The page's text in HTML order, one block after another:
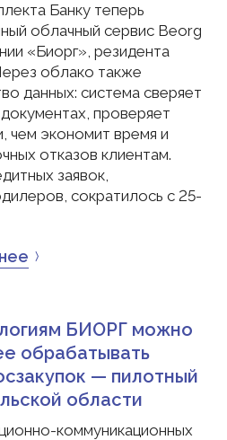
Банку теперь
облачный сервис Beorg
«Биорг», резидента
облако также
данных: система сверяет
проверяет
чем экономит время и
отказов клиентам.
заявок,
сократилось с 25-
БИОРГ можно
обрабатывать
— пилотный
области
коммуникационных